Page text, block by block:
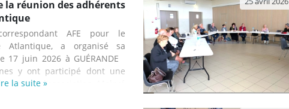
la réunion des adhérents
AFE pour le
Atlantique, a organisé sa
17 juin 2026 à GUÉRANDE
y ont participé dont une
l’association. Malgré
la suite »